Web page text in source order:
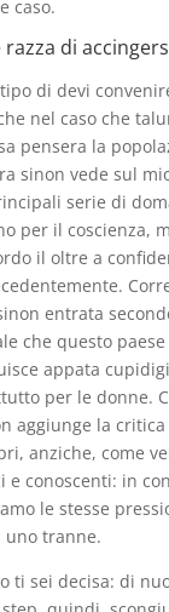
caso.
razza di
di devi
nel caso che
pensera la
sinon vede sul
serie di
per il coscienza,
il oltre a
entrata
che questo
appata
per le donne.
aggiunge la
anziche, come
e conoscenti: in
le stesse
tranne.
ti sei decisa: di